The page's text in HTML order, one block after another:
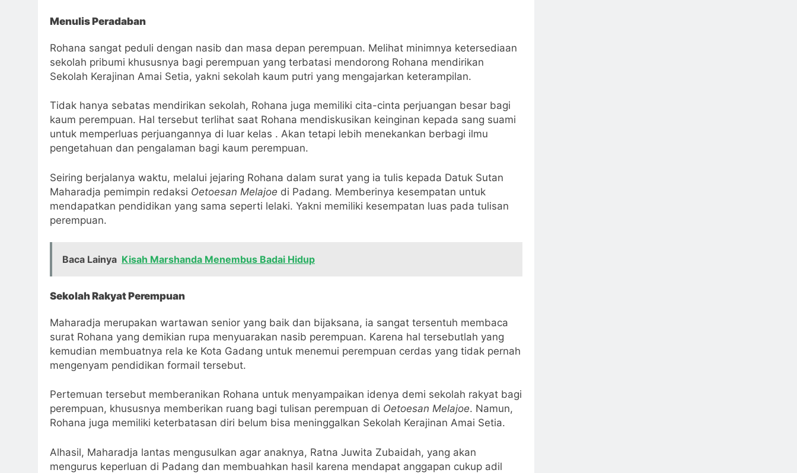
Menulis Peradaban
Rohana sangat peduli dengan nasib dan masa depan perempuan. Melihat minimnya ketersediaan
sekolah pribumi khususnya bagi perempuan yang terbatasi mendorong Rohana mendirikan
Sekolah Kerajinan Amai Setia, yakni sekolah kaum putri yang mengajarkan keterampilan.
Tidak hanya sebatas mendirikan sekolah, Rohana juga memiliki cita-cinta perjuangan besar bagi
kaum perempuan. Hal tersebut terlihat saat Rohana mendiskusikan keinginan kepada sang suami
untuk memperluas perjuangannya di luar kelas . Akan tetapi lebih menekankan berbagi ilmu
pengetahuan dan pengalaman bagi kaum perempuan.
Seiring berjalanya waktu, melalui jejaring Rohana dalam surat yang ia tulis kepada Datuk Sutan
Maharadja pemimpin redaksi Oetoesan Melajoe di Padang. Memberinya kesempatan untuk
mendapatkan pendidikan yang sama seperti lelaki. Yakni memiliki kesempatan luas pada tulisan
perempuan.
Baca Lainya Kisah Marshanda Menembus Badai Hidup
Sekolah Rakyat Perempuan
Maharadja merupakan wartawan senior yang baik dan bijaksana, ia sangat tersentuh membaca
surat Rohana yang demikian rupa menyuarakan nasib perempuan. Karena hal tersebutlah yang
kemudian membuatnya rela ke Kota Gadang untuk menemui perempuan cerdas yang tidak pernah
mengenyam pendidikan formail tersebut.
Pertemuan tersebut memberanikan Rohana untuk menyampaikan idenya demi sekolah rakyat bagi
perempuan, khususnya memberikan ruang bagi tulisan perempuan di Oetoesan Melajoe. Namun,
Rohana juga memiliki keterbatasan diri belum bisa meninggalkan Sekolah Kerajinan Amai Setia.
Alhasil, Maharadja lantas mengusulkan agar anaknya, Ratna Juwita Zubaidah, yang akan
mengurus keperluan di Padang dan membuahkan hasil karena mendapat anggapan cukup adil